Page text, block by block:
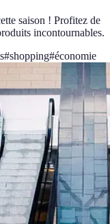
saison ! Profitez de
incontournables.
#shopping#économie